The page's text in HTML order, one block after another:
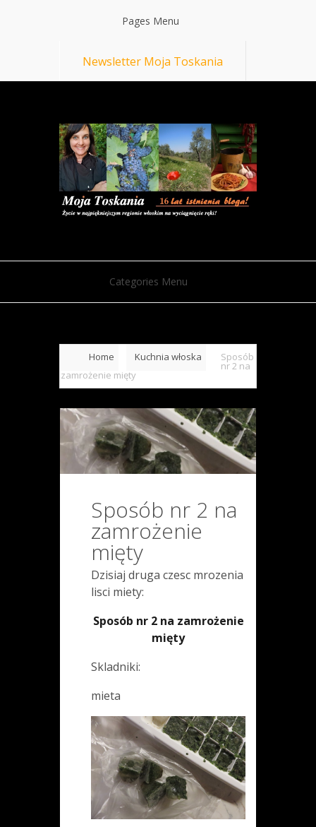
Pages Menu
Newsletter Moja Toskania
Categories Menu
Home Kuchnia włoska Sposób
nr 2 na
zamrożenie mięty
Sposób nr 2 na
zamrożenie
mięty
Dzisiaj druga czesc mrozenia
lisci miety:
Sposób nr 2 na zamrożenie
mięty
Skladniki:
mieta